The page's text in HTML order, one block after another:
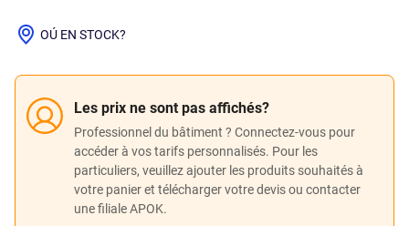
Les prix ne sont pas affichés?
Professionnel du bâtiment ? Connectez-vous pour
accéder à vos tarifs personnalisés. Pour les
particuliers, veuillez ajouter les produits souhaités à
votre panier et télécharger votre devis ou contacter
une filiale APOK.
OÚ EN STOCK?